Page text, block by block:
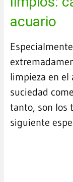
acuario
limpieza en el
suciedad
tanto, son los
siguiente